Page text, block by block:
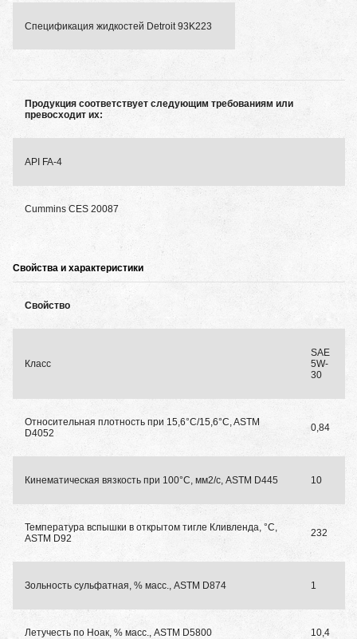
Спецификация жидкостей Detroit 93K223
Продукция соответствует следующим требованиям или
превосходит их:
API FA-4
Cummins CES 20087
Свойства и характеристики
Свойство
Класс
SAE
5W-
30
Относительная плотность при 15,6°C/15,6°C, ASTM
D4052
0,84
Кинематическая вязкость при 100°C, мм2/с, ASTM D445 10
Температура вспышки в открытом тигле Кливленда, °C,
ASTM D92
232
Зольность сульфатная, % масс., ASTM D874 1
Летучесть по Ноак, % масс., ASTM D5800 10,4